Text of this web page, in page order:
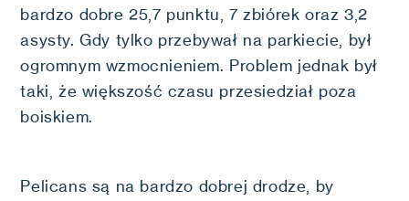
bardzo dobre 25,7 punktu, 7 zbiórek oraz 3,2
asysty. Gdy tylko przebywał na parkiecie, był
ogromnym wzmocnieniem. Problem jednak był
taki, że większość czasu przesiedział poza
boiskiem.
Pelicans są na bardzo dobrej drodze, by